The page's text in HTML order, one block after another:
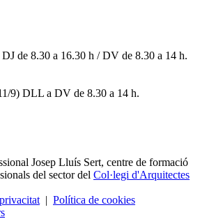
de 8.30 a 16.30 h / DV de 8.30 a 14 h.
9) DLL a DV de 8.30 a 14 h.
Josep Lluís Sert, centre de formació
del sector del Col·legi d'Arquitectes
| Política de cookies